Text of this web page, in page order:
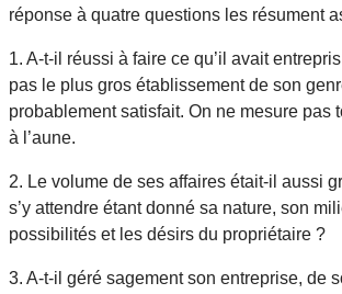
réponse à quatre questions les résument
1. A-t-il réussi à faire ce qu’il avait
pas le plus gros établissement de son
probablement satisfait. On ne mesure pas
à l’aune.
2. Le volume de ses affaires était-il aussi
s’y attendre étant donné sa nature, son
possibilités et les désirs du propriétaire ?
3. A-t-il géré sagement son entreprise, de